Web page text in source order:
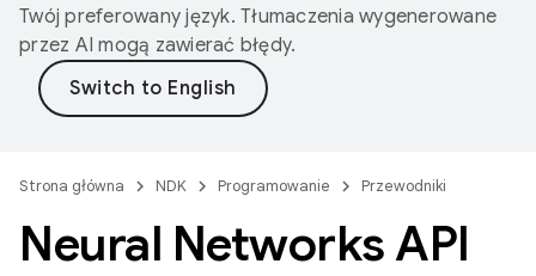
Twój preferowany język. Tłumaczenia wygenerowane
przez AI mogą zawierać błędy.
Strona główna NDK Programowanie Przewodniki
Neural Networks API